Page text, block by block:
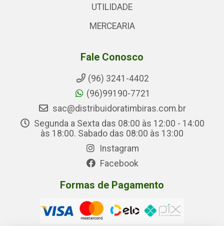
UTILIDADE
MERCEARIA
Fale Conosco
(96) 3241-4402
(96)99190-7721
sac@distribuidoratimbiras.com.br
Segunda a Sexta das 08:00 às 12:00 - 14:00
às 18:00. Sabado das 08:00 às 13:00
Instagram
Facebook
Formas de Pagamento